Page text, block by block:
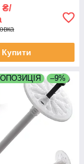
₴/
Купити
–9%